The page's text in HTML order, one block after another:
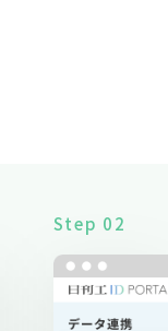
Step 02